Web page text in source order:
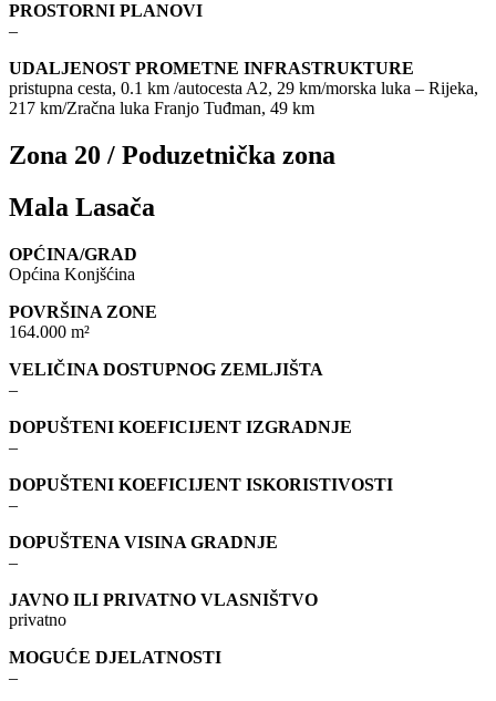
PROSTORNI PLANOVI
–
UDALJENOST PROMETNE INFRASTRUKTURE
pristupna cesta, 0.1 km /autocesta A2, 29 km/morska luka – Rijeka,
217 km/Zračna luka Franjo Tuđman, 49 km
Zona 20 / Poduzetnička zona
Mala Lasača
OPĆINA/GRAD
Općina Konjšćina
POVRŠINA ZONE
164.000 m²
VELIČINA DOSTUPNOG ZEMLJIŠTA
–
DOPUŠTENI KOEFICIJENT IZGRADNJE
–
DOPUŠTENI KOEFICIJENT ISKORISTIVOSTI
–
DOPUŠTENA VISINA GRADNJE
–
JAVNO ILI PRIVATNO VLASNIŠTVO
privatno
MOGUĆE DJELATNOSTI
–